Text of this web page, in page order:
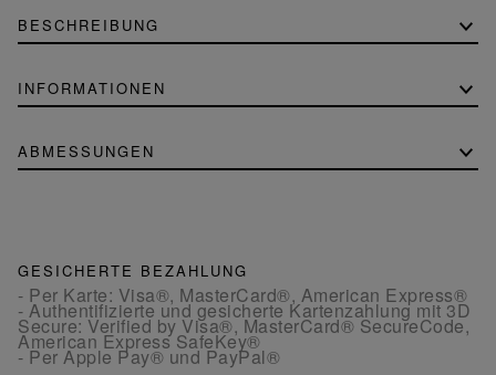
BESCHREIBUNG
INFORMATIONEN
ABMESSUNGEN
GESICHERTE BEZAHLUNG
- Per Karte: Visa®, MasterCard®, American Express®
- Authentifizierte und gesicherte Kartenzahlung mit 3D
Secure: Verified by Visa®, MasterCard® SecureCode,
American Express SafeKey®
- Per Apple Pay® und PayPal®